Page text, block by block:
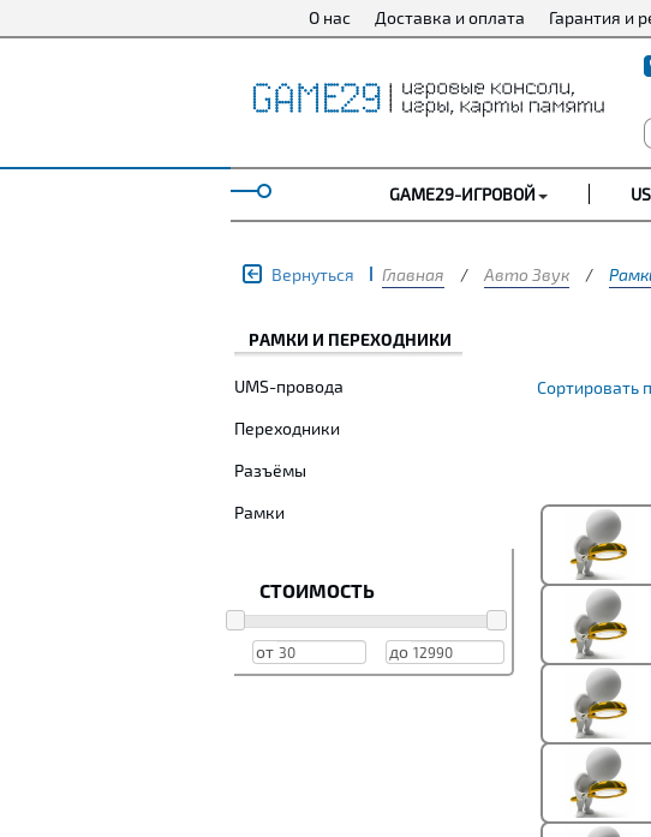
О нас Доставка и оплата Гарантия и
GAME29-ИГРОВОЙ
Вернуться Главная / Авто Звук /
РАМКИ И ПЕРЕХОДНИКИ
UMS-провода
Переходники
Разъёмы
Рамки
СТОИМОСТЬ
от до
Сортировать